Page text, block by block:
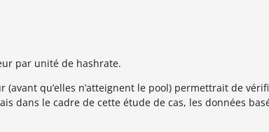
par unité de hashrate.
qu’elles n’atteignent le pool) permettrait de
le cadre de cette étude de cas, les données